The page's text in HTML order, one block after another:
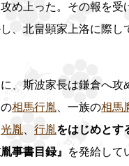
め上った。その報を
、北畠顕家上洛に際
、斯波家長は鎌倉へ攻
相馬行胤 、一族の相馬
光胤 行胤をはじめとす
事書目録』 を発給して